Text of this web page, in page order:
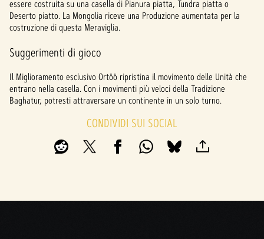
essere costruita su una casella di Pianura piatta, Tundra piatta o
Deserto piatto. La Mongolia riceve una Produzione aumentata per la
costruzione di questa Meraviglia.
Suggerimenti di gioco
Il Miglioramento esclusivo Ortöö ripristina il movimento delle Unità che
entrano nella casella. Con i movimenti più veloci della Tradizione
Baghatur, potresti attraversare un continente in un solo turno.
CONDIVIDI SUI SOCIAL